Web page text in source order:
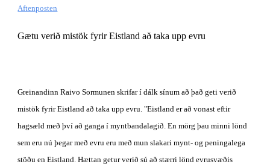
Aftenposten
Gætu verið mistök fyrir Eistland að taka upp evru
Greinandinn Raivo Sormunen skrifar í dálk sínum að það geti verið
mistök fyrir Eistland að taka upp evru. "Eistland er að vonast eftir
hagsæld með því að ganga í myntbandalagið. En mörg þau minni lönd
sem eru nú þegar með evru eru með mun slakari mynt- og peningalega
stöðu en Eistland. Hættan getur verið sú að stærri lönd evrusvæðis